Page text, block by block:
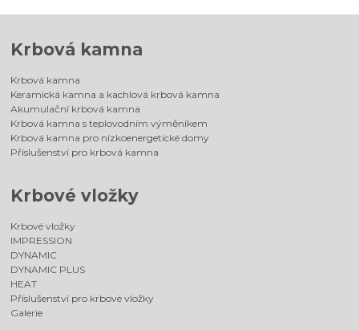
Krbová kamna
Krbová kamna
Keramická kamna a kachlová krbová kamna
Akumulační krbová kamna
Krbová kamna s teplovodním výměníkem
Krbová kamna pro nízkoenergetické domy
Příslušenství pro krbová kamna
Krbové vložky
Krbové vložky
IMPRESSION
DYNAMIC
DYNAMIC PLUS
HEAT
Příslušenství pro krbové vložky
Galerie